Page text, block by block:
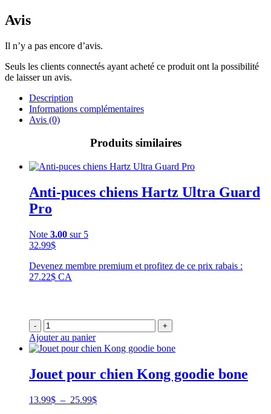
Avis
Il n’y a pas encore d’avis.
Seuls les clients connectés ayant acheté ce produit ont la possibilité
de laisser un avis.
Description
Informations complémentaires
Avis (0)
Produits similaires
Anti-puces chiens Hartz Ultra Guard
Pro
Note 3.00 sur 5
32.99$
Devenez membre premium et profitez de ce prix rabais :
27.22$ CA
- +
Ajouter au panier
Jouet pour chien Kong goodie bone
13.99$ – 25.99$Plage